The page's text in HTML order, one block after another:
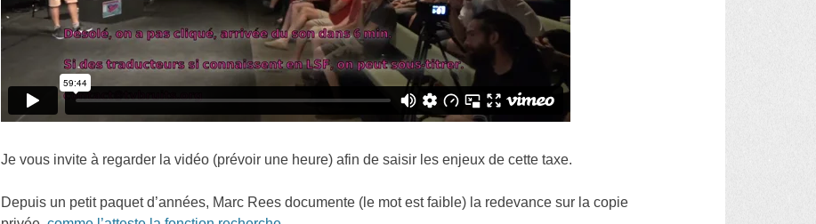
Je vous invite à regarder la vidéo (prévoir une heure) afin de saisir les enjeux de cette taxe.
Depuis un petit paquet d’années, Marc Rees documente (le mot est faible) la redevance sur la copie